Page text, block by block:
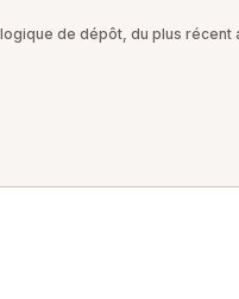
de dépôt, du plus récent